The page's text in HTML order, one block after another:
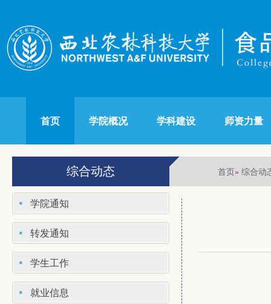
首页 学院概况 学科建设 师资力量
综合动态 首页» 综合动
学院通知
转发通知
学生工作
就业信息